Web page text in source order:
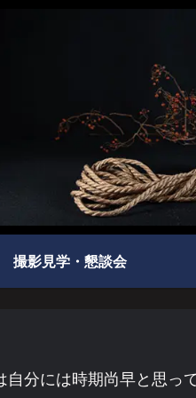
撮影見学・懇談会
分には時期尚早と思っ